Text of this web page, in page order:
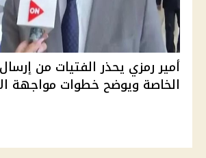
أمير رمزي يحذر الفتيات من
الخاصة ويوضح خطوات مواجهة